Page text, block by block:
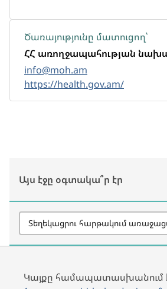
Ծառայությունը մատուցող՝
ՀՀ առողջապահության
info@moh.am
https://health.gov.am/
Այս էջը օգտակա՞ր էր
Տեղեկացրու հարթակում
Կայքը համապատասխանում